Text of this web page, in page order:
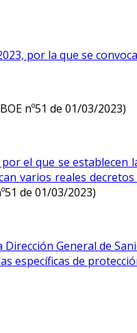
por la que se
nº51 de 01/03/2023)
el que se
varios reales
de 01/03/2023)
General de
específicas de